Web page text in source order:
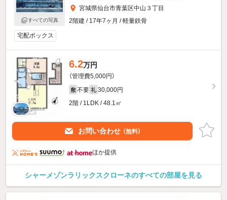
すべての写真
宮城県仙台市青葉区中山３丁目
2階建 / 17年7ヶ月 / 軽量鉄骨
宅配ボックス
6.2万円
（管理費5,000円）
敷 不要 礼 30,000円
2階 / 1LDK / 48.1㎡
お問い合わせ （無料）
ほか提供
シャーメゾンラリックスクローネのすべての部屋を見る